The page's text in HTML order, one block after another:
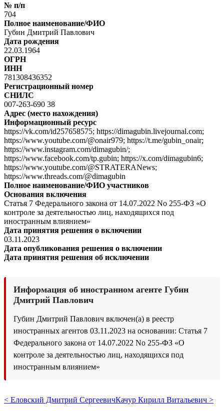
№ п/п
704
Полное наименование/ФИО
Губин Дмитрий Павлович
Дата рождения
22.03.1964
ОГРН
ИНН
781308436352
Регистрационный номер
СНИЛС
007-263-690 38
Адрес (место нахождения)
Информационный ресурс
https://vk.com/id257658575; https://dimagubin.livejournal.com;
https://www.youtube.com/@onair979; https://t.me/gubin_onair;
https://www.instagram.com/dimagubin/;
https://www.facebook.com/tp.gubin; https://x.com/dimagubin6;
https://www.youtube.com/@STRATERANews;
https://www.threads.com/@dimagubin
Полное наименование/ФИО участников
Основания включения
Статья 7 Федерального закона от 14.07.2022 No 255-ФЗ «О
контроле за деятельностью лиц, находящихся под
иностранным влиянием»
Дата принятия решения о включении
03.11.2023
Дата опубликования решения о включении
Дата принятия решения об исключении
Информация об иностранном агенте Губин
Дмитрий Павлович
Губин Дмитрий Павлович включен(а) в реестр
иностранных агентов 03.11.2023 на основании: Статья 7
Федерального закона от 14.07.2022 No 255-ФЗ «О
контроле за деятельностью лиц, находящихся под
иностранным влиянием»
< Еловский Дмитрий СергеевичКачур Кирилл Витальевич >